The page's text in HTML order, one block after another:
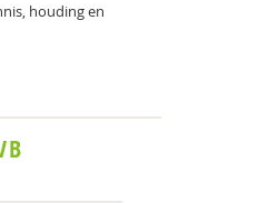
houding en